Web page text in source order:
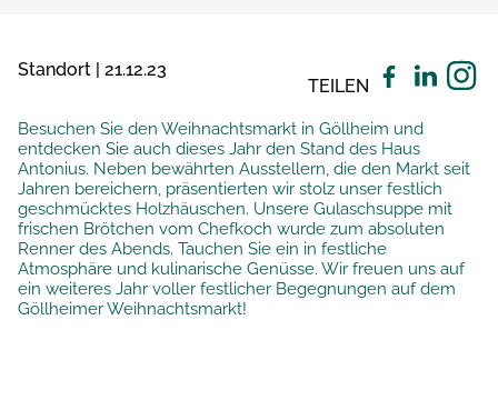
Standort | 21.12.23
TEILEN
Besuchen Sie den Weihnachtsmarkt in Göllheim und
entdecken Sie auch dieses Jahr den Stand des Haus
Antonius. Neben bewährten Ausstellern, die den Markt seit
Jahren bereichern, präsentierten wir stolz unser festlich
geschmücktes Holzhäuschen. Unsere Gulaschsuppe mit
frischen Brötchen vom Chefkoch wurde zum absoluten
Renner des Abends. Tauchen Sie ein in festliche
Atmosphäre und kulinarische Genüsse. Wir freuen uns auf
ein weiteres Jahr voller festlicher Begegnungen auf dem
Göllheimer Weihnachtsmarkt!